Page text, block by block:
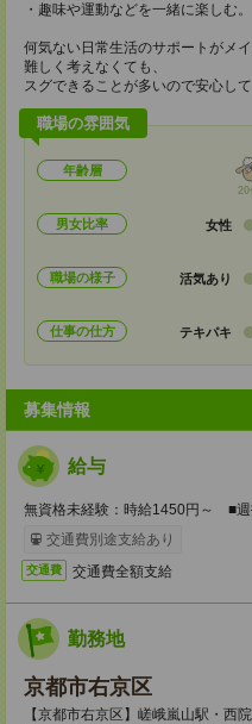
・趣味や運動などを一緒に楽しむ。
何気ない日常生活のサポートがメイ
難しく考えなくても、
スグできることが多いので安心し
職場の雰囲気
年齢層
20
男女比率 女性
職場の様子 活気あり
仕事の仕方 テキパキ
募集情報
給与
無資格未経験：時給1450円～ ■
交通費別途支給あり
交通費 交通費全額支給
勤務地
京都市右京区
【京都市右京区】嵯峨嵐山駅・西